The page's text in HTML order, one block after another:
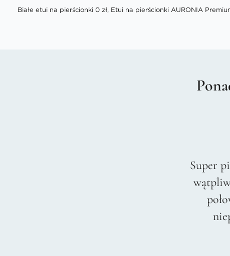
Białe etui na pierścionki 0 zł, Etui na pierścionki AURONIA
Super